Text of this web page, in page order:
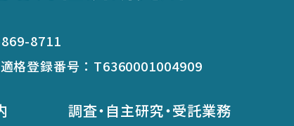
8711
格登録番号： T6360001004909
調査・自主研究・受託業務